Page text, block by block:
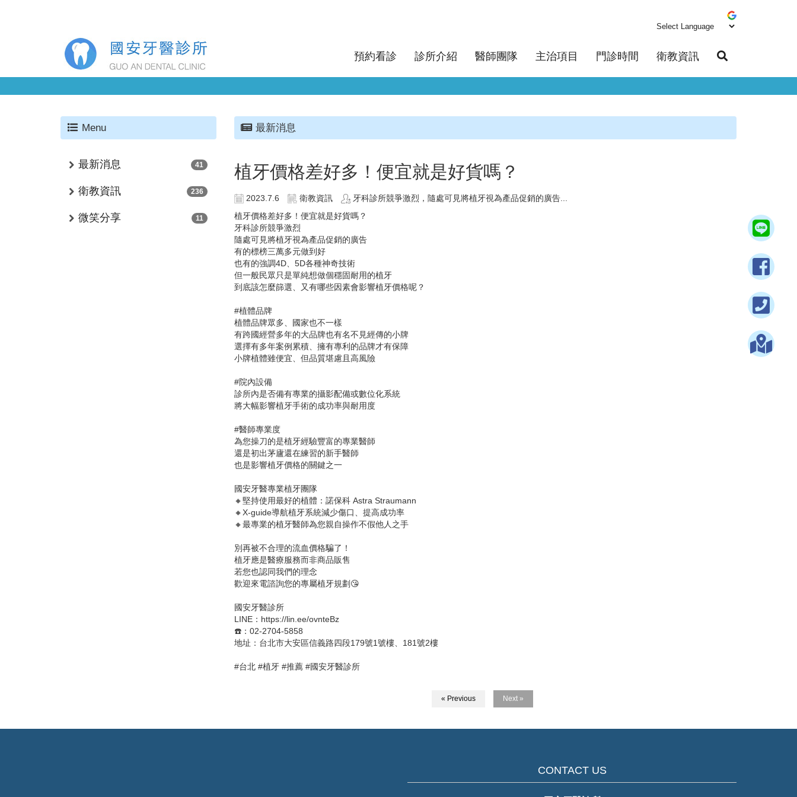
預約看診 診所介紹 醫師團隊 主治項目 門診時間 衛教資訊
Menu
最新消息 41
衛教資訊 236
微笑分享 11
最新消息
植牙價格差好多！便宜就是好貨嗎？
2023.7.6 衛教資訊
牙科診所競爭激烈，隨處可見將植牙視為產品促銷的廣告...
植牙價格差好多！便宜就是好貨嗎？
牙科診所競爭激烈
隨處可見將植牙視為產品促銷的廣告
有的標榜三萬多元做到好
也有的強調4D、5D各種神奇技術
但一般民眾只是單純想做個穩固耐用的植牙
到底該怎麼篩選、又有哪些因素會影響植牙價格呢？
#植體品牌
植體品牌眾多、國家也不一樣
有跨國經營多年的大品牌也有名不見經傳的小牌
選擇有多年案例累積、擁有專利的品牌才有保障
小牌植體雖便宜、但品質堪慮且高風險
#院內設備
診所內是否備有專業的攝影配備或數位化系統
將大幅影響植牙手術的成功率與耐用度
#醫師專業度
為您操刀的是植牙經驗豐富的專業醫師
還是初出茅廬還在練習的新手醫師
也是影響植牙價格的關鍵之一
國安牙醫專業植牙團隊
🔸堅持使用最好的植體：諾保科 Astra Straumann
🔸X-guide導航植牙系統減少傷口、提高成功率
🔸最專業的植牙醫師為您親自操作不假他人之手
別再被不合理的流血價格騙了！
植牙應是醫療服務而非商品販售
若您也認同我們的理念
歡迎來電諮詢您的專屬植牙規劃😘
國安牙醫診所
LINE：https://lin.ee/ovnteBz
☎️：02-2704-5858
地址：台北市大安區信義路四段179號1號樓、181號2樓
#台北 #植牙 #推薦 #國安牙醫診所
« Previous Next »
CONTACT US